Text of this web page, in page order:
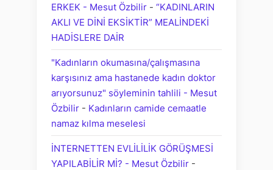
ERKEK - Mesut Özbilir - “KADINLARIN
AKLI VE DİNİ EKSİKTİR” MEALİNDEKİ
HADİSLERE DAİR
"Kadınların okumasına/çalışmasına
karşısınız ama hastanede kadın doktor
arıyorsunuz" söyleminin tahlili - Mesut
Özbilir - Kadınların camide cemaatle
namaz kılma meselesi
İNTERNETTEN EVLİLİLİK GÖRÜŞMESİ
YAPILABİLİR Mİ? - Mesut Özbilir -